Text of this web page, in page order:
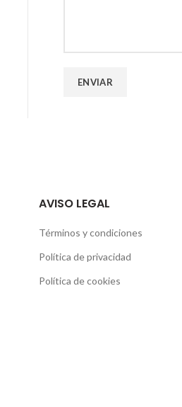
AVISO LEGAL
Términos y condiciones
Política de privacidad
Política de cookies